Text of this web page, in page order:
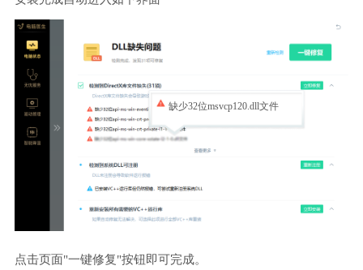
缺少32位msvcp120.dll文件
点击页面"一键修复"按钮即可完成。